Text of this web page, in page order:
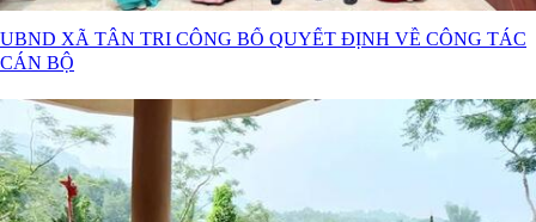
UBND XÃ TÂN TRI CÔNG BỐ QUYẾT ĐỊNH VỀ CÔNG TÁC
CÁN BỘ